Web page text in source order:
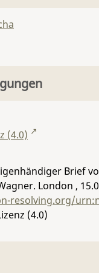
(4.0)
Brief
London ,
resolving.org/
(4.0)